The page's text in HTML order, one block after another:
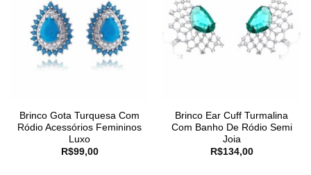
Brinco Gota Turquesa Com
Ródio Acessórios Femininos
Luxo
R$99,00
Brinco Ear Cuff Turmalina
Com Banho De Ródio Semi
Joia
R$134,00